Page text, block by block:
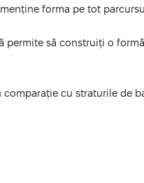
forma pe tot
să construiți o
cu straturile de